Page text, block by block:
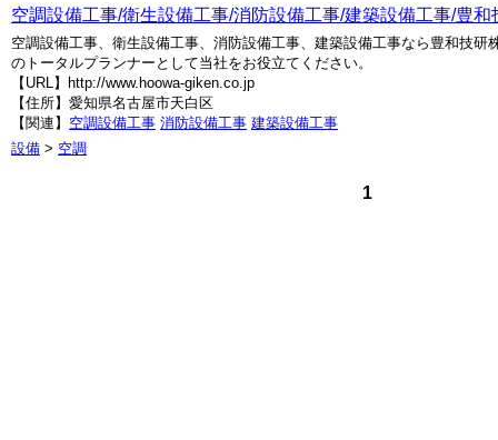
空調設備工事/衛生設備工事/消防設備工事/建築設備工事/豊和
空調設備工事、衛生設備工事、消防設備工事、建築設備工事なら豊和技研
のトータルプランナーとして当社をお役立てください。
【URL】http://www.hoowa-giken.co.jp
【住所】愛知県名古屋市天白区
【関連】 空調設備工事 消防設備工事 建築設備工事
設備 > 空調
1